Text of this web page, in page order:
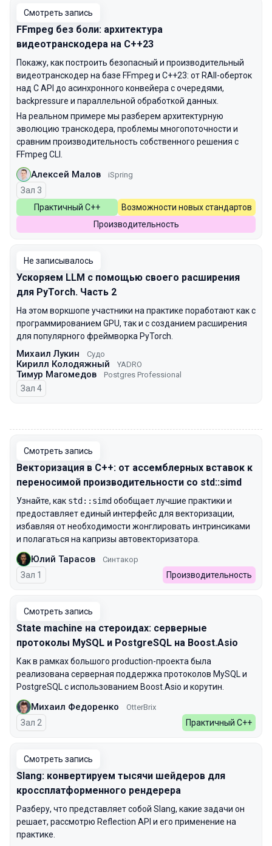
Смотреть запись
FFmpeg без боли: архитектура
видеотранскодера на C++23
Покажу, как построить безопасный и производительный
видеотранскодер на базе FFmpeg и C++23: от RAII-оберток
над C API до асинхронного конвейера с очередями,
backpressure и параллельной обработкой данных.
На реальном примере мы разберем архитектурную
эволюцию транскодера, проблемы многопоточности и
сравним производительность собственного решения с
FFmpeg CLI.
Алексей Малов iSpring
Зал 3
Практичный С++
Возможности новых стандартов
Производительность
Не записывалось
Ускоряем LLM с помощью своего расширения
для PyTorch. Часть 2
На этом воркшопе участники на практике поработают как с
программированием GPU, так и с созданием расширения
для популярного фреймворка PyTorch.
Михаил Лукин Судо
Кирилл Колодяжный YADRO
Тимур Магомедов Postgres Professional
Зал 4
Смотреть запись
Векторизация в C++: от ассемблерных вставок к
переносимой производительности со std::simd
Узнайте, как std::simd обобщает лучшие практики и
предоставляет единый интерфейс для векторизации,
избавляя от необходимости жонглировать интринсиками
и полагаться на капризы автовекторизатора.
Юлий Тарасов Синтакор
Зал 1 Производительность
Смотреть запись
State machine на стероидах: серверные
протоколы MySQL и PostgreSQL на Boost.Asio
Как в рамках большого production-проекта была
реализована серверная поддержка протоколов MySQL и
PostgreSQL с использованием Boost.Asio и корутин.
Михаил Федоренко OtterBrix
Зал 2 Практичный С++
Смотреть запись
Slang: конвертируем тысячи шейдеров для
кроссплатформенного рендерера
Разберу, что представляет собой Slang, какие задачи он
решает, рассмотрю Reflection API и его применение на
практике.